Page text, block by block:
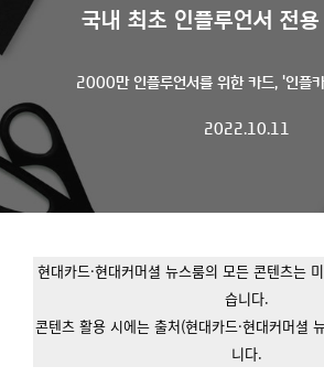
국내 최초 인플루언서 전
2000만 인플루언서를 위한 카드, '인플카
2022.10.11
현대카드·현대커머셜 뉴스룸의 모든 콘텐츠는
습니다.
콘텐츠 활용 시에는 출처(현대카드·현대커머셜
니다.